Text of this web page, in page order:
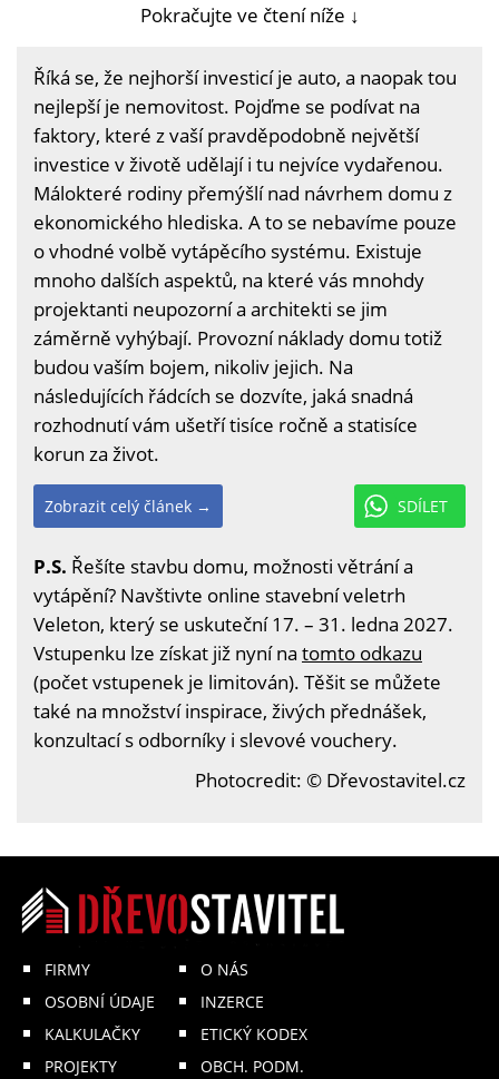
Pokračujte ve čtení níže ↓
Říká se, že nejhorší investicí je auto, a naopak tou
nejlepší je nemovitost. Pojďme se podívat na
faktory, které z vaší pravděpodobně největší
investice v životě udělají i tu nejvíce vydařenou.
Málokteré rodiny přemýšlí nad návrhem domu z
ekonomického hlediska. A to se nebavíme pouze
o vhodné volbě vytápěcího systému. Existuje
mnoho dalších aspektů, na které vás mnohdy
projektanti neupozorní a architekti se jim
záměrně vyhýbají. Provozní náklady domu totiž
budou vaším bojem, nikoliv jejich. Na
následujících řádcích se dozvíte, jaká snadná
rozhodnutí vám ušetří tisíce ročně a statisíce
korun za život.
SDÍLET
Zobrazit celý článek →
P.S. Řešíte stavbu domu, možnosti větrání a
vytápění? Navštivte online stavební veletrh
Veleton, který se uskuteční 17. – 31. ledna 2027.
Vstupenku lze získat již nyní na tomto odkazu
(počet vstupenek je limitován). Těšit se můžete
také na množství inspirace, živých přednášek,
konzultací s odborníky i slevové vouchery.
Photocredit: © Dřevostavitel.cz
FIRMY
OSOBNÍ ÚDAJE
KALKULAČKY
PROJEKTY
O NÁS
INZERCE
ETICKÝ KODEX
OBCH. PODM.